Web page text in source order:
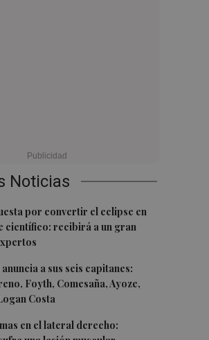
Noticias
por convertir el eclipse en
científico: recibirá a un gran
a sus seis capitanes:
Foyth, Comesaña, Ayoze,
Costa
en el lateral derecho: